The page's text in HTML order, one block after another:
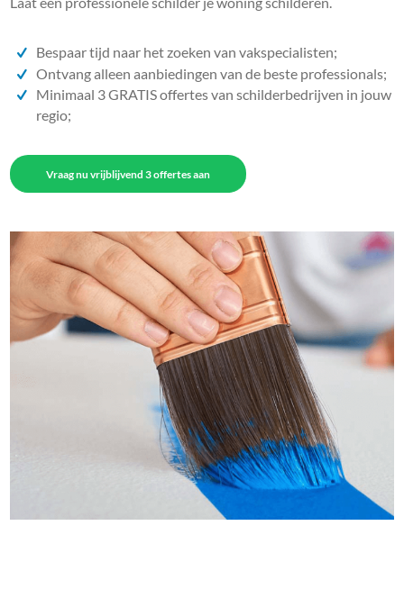
Bespaar tijd naar het zoeken van vakspecialisten;
Ontvang alleen aanbiedingen van de beste professionals;
Minimaal 3 GRATIS offertes van schilderbedrijven in jouw
regio;
Vraag nu vrijblijvend 3 offertes aan